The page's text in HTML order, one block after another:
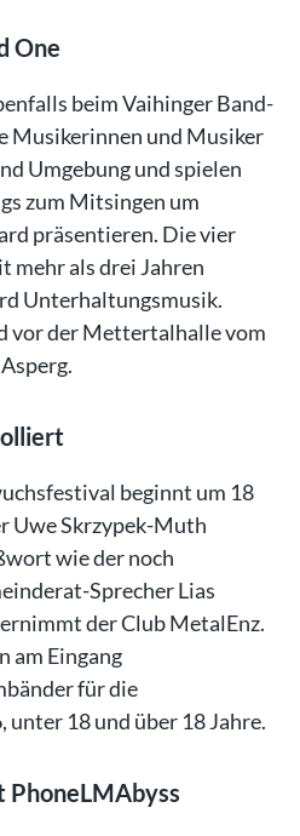
One
beim Vaihinger Band-
Musikerinnen und Musiker
Umgebung und spielen
zum Mitsingen um
präsentieren. Die vier
mehr als drei Jahren
Unterhaltungsmusik.
vor der Mettertalhalle vom
beginnt um 18
Uwe Skrzypek-Muth
wie der noch
Sprecher Lias
der Club MetalEnz.
am Eingang
für die
18 und über 18 Jahre.
PhoneLMAbyss